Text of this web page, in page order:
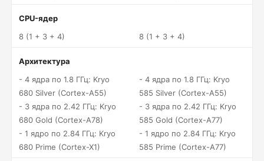
CPU-ядер
8 (1 + 3 + 4)
8 (1 + 3 + 4)
Архитектура
- 4 ядра по 1.8 ГГц: Kryo
680 Silver (Cortex-A55)
- 3 ядра по 2.42 ГГц: Kryo
680 Gold (Cortex-A78)
- 1 ядро по 2.84 ГГц: Kryo
680 Prime (Cortex-X1)
- 4 ядра по 1.8 ГГц: Kryo
585 Silver (Cortex-A55)
- 3 ядра по 2.42 ГГц: Kryo
585 Gold (Cortex-A77)
- 1 ядро по 2.84 ГГц: Kryo
585 Prime (Cortex-A77)